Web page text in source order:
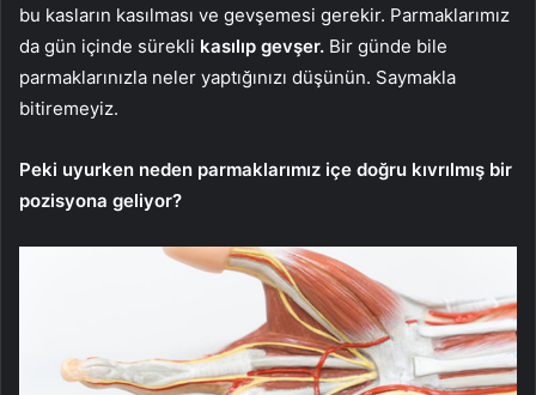
bu kasların kasılması ve gevşemesi gerekir. Parmaklarımız
da gün içinde sürekli kasılıp gevşer. Bir günde bile
parmaklarınızla neler yaptığınızı düşünün. Saymakla
bitiremeyiz.
Peki uyurken neden parmaklarımız içe doğru kıvrılmış bir
pozisyona geliyor?